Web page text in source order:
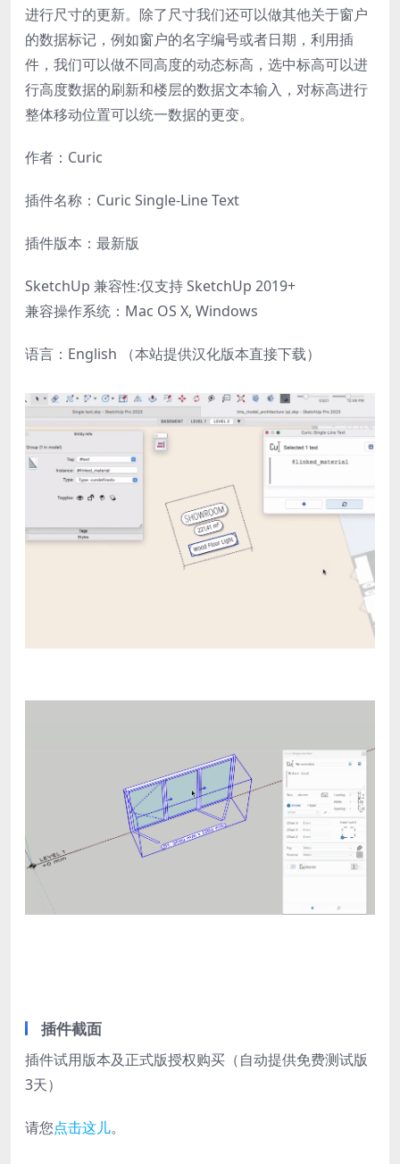
进行尺寸的更新。除了尺寸我们还可以做其他关于窗户
的数据标记，例如窗户的名字编号或者日期，利用插
件，我们可以做不同高度的动态标高，选中标高可以进
行高度数据的刷新和楼层的数据文本输入，对标高进行
整体移动位置可以统一数据的更变。
作者：Curic
插件名称：Curic Single-Line Text
插件版本：最新版
SketchUp 兼容性:仅支持 SketchUp 2019+
兼容操作系统：Mac OS X, Windows
语言：English （本站提供汉化版本直接下载）
插件截面
插件试用版本及正式版授权购买（自动提供免费测试版
3天）
请您点击这儿。